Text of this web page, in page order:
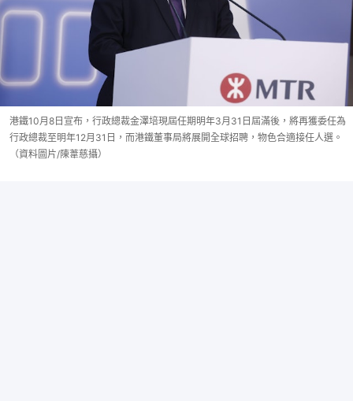
港鐵10月8日宣布，行政總裁金澤培現屆任期明年3月31日屆滿後，將再獲委任為
行政總裁至明年12月31日，而港鐵董事局將展開全球招聘，物色合適接任人選。
（資料圖片/陳葦慈攝）